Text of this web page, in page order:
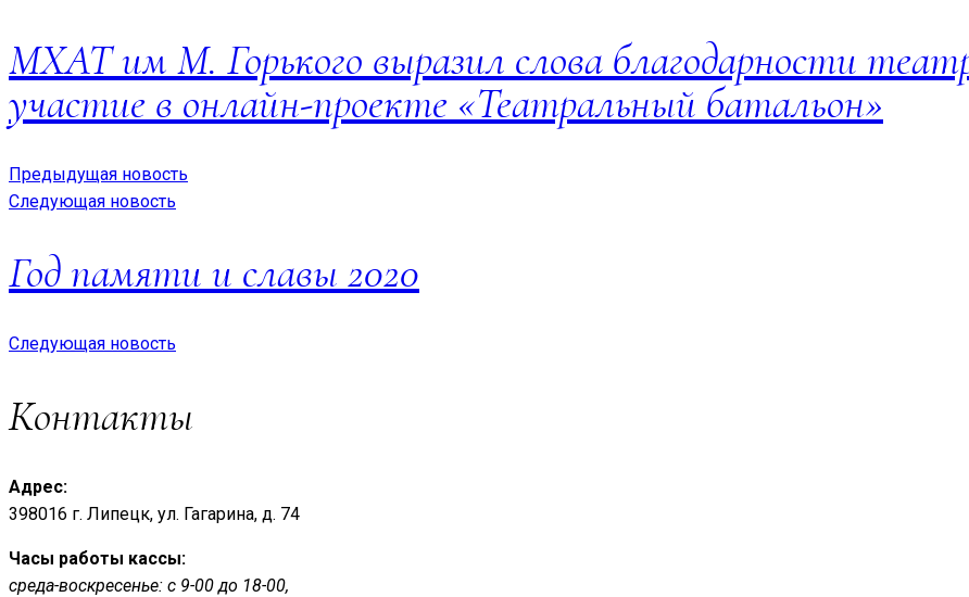
МХАТ им М. Горького выразил слова благодарности
участие в онлайн-проекте «Театральный батальон»
Предыдущая новость
Следующая новость
Год памяти и славы 2020
Следующая новость
Контакты
Адрес:
398016 г. Липецк, ул. Гагарина, д. 74
Часы работы кассы:
среда-воскресенье: с 9-00 до 18-00,